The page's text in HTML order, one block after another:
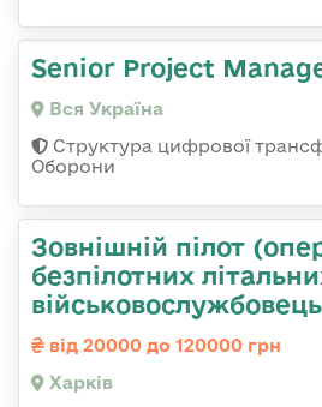
Senior Project
Вся Україна
Структура цифрової
Оборони
Зовнішній пілот
безпілотних
військовослужбовець
від 20000 до 120000 грн
Харків